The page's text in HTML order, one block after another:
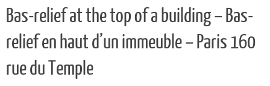
Bas-relief at the top of a building – Bas-
relief en haut d’un immeuble – Paris 160
rue du Temple